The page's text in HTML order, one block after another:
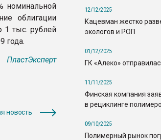
номинальной
облигации
1 тыс. рублей
года.
ПластЭксперт
новость
12/12/2025
Кацевман жестко
экологов и РОП
01/12/2025
ГК «Алеко»
11/11/2025
Финская компания
в рециклинге
09/10/2025
Полимерный рынок